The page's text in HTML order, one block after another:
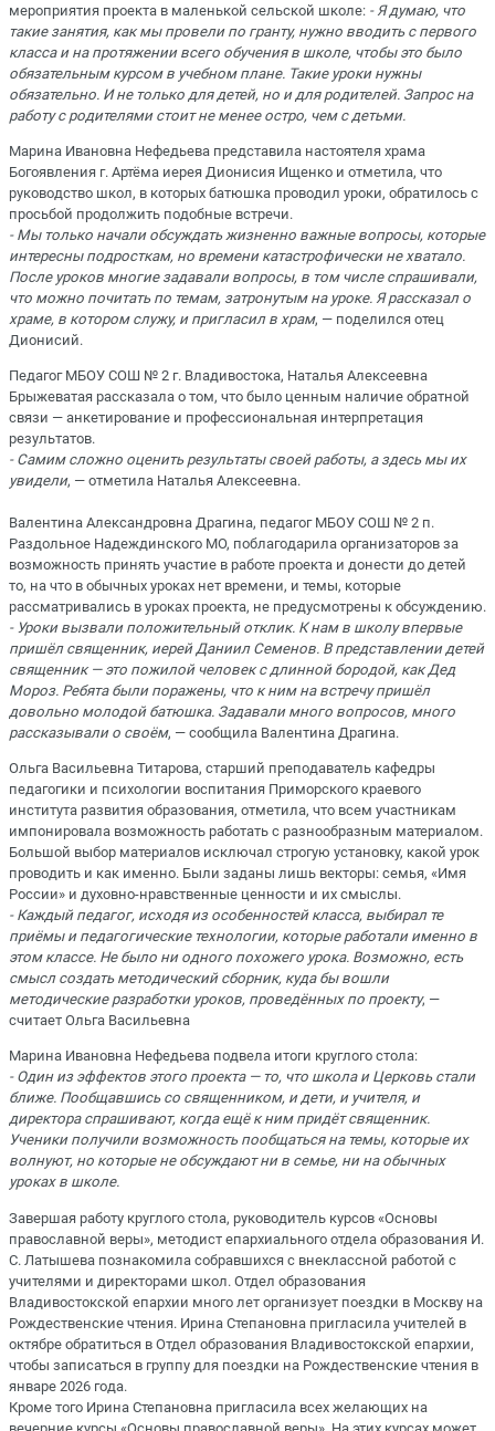
мероприятия проекта в маленькой сельской школе: - Я думаю, что
такие занятия, как мы провели по гранту, нужно вводить с первого
класса и на протяжении всего обучения в школе, чтобы это было
обязательным курсом в учебном плане. Такие уроки нужны
обязательно. И не только для детей, но и для родителей. Запрос на
работу с родителями стоит не менее остро, чем с детьми.
Марина Ивановна Нефедьева представила настоятеля храма
Богоявления г. Артёма иерея Дионисия Ищенко и отметила, что
руководство школ, в которых батюшка проводил уроки, обратилось с
просьбой продолжить подобные встречи.
- Мы только начали обсуждать жизненно важные вопросы, которые
интересны подросткам, но времени катастрофически не хватало.
После уроков многие задавали вопросы, в том числе спрашивали,
что можно почитать по темам, затронутым на уроке. Я рассказал о
храме, в котором служу, и пригласил в храм, — поделился отец
Дионисий.
Педагог МБОУ СОШ № 2 г. Владивостока, Наталья Алексеевна
Брыжеватая рассказала о том, что было ценным наличие обратной
связи — анкетирование и профессиональная интерпретация
результатов.
- Самим сложно оценить результаты своей работы, а здесь мы их
увидели, — отметила Наталья Алексеевна.
Валентина Александровна Драгина, педагог МБОУ СОШ № 2 п.
Раздольное Надеждинского МО, поблагодарила организаторов за
возможность принять участие в работе проекта и донести до детей
то, на что в обычных уроках нет времени, и темы, которые
рассматривались в уроках проекта, не предусмотрены к обсуждению.
- Уроки вызвали положительный отклик. К нам в школу впервые
пришёл священник, иерей Даниил Семенов. В представлении детей
священник — это пожилой человек с длинной бородой, как Дед
Мороз. Ребята были поражены, что к ним на встречу пришёл
довольно молодой батюшка. Задавали много вопросов, много
рассказывали о своём, — сообщила Валентина Драгина.
Ольга Васильевна Титарова, старший преподаватель кафедры
педагогики и психологии воспитания Приморского краевого
института развития образования, отметила, что всем участникам
импонировала возможность работать с разнообразным материалом.
Большой выбор материалов исключал строгую установку, какой урок
проводить и как именно. Были заданы лишь векторы: семья, «Имя
России» и духовно-нравственные ценности и их смыслы.
- Каждый педагог, исходя из особенностей класса, выбирал те
приёмы и педагогические технологии, которые работали именно в
этом классе. Не было ни одного похожего урока. Возможно, есть
смысл создать методический сборник, куда бы вошли
методические разработки уроков, проведённых по проекту, —
считает Ольга Васильевна
Марина Ивановна Нефедьева подвела итоги круглого стола:
- Один из эффектов этого проекта — то, что школа и Церковь стали
ближе. Пообщавшись со священником, и дети, и учителя, и
директора спрашивают, когда ещё к ним придёт священник.
Ученики получили возможность пообщаться на темы, которые их
волнуют, но которые не обсуждают ни в семье, ни на обычных
уроках в школе.
Завершая работу круглого стола, руководитель курсов «Основы
православной веры», методист епархиального отдела образования И.
С. Латышева познакомила собравшихся с внеклассной работой с
учителями и директорами школ. Отдел образования
Владивостокской епархии много лет организует поездки в Москву на
Рождественские чтения. Ирина Степановна пригласила учителей в
октябре обратиться в Отдел образования Владивостокской епархии,
чтобы записаться в группу для поездки на Рождественские чтения в
январе 2026 года.
Кроме того Ирина Степановна пригласила всех желающих на